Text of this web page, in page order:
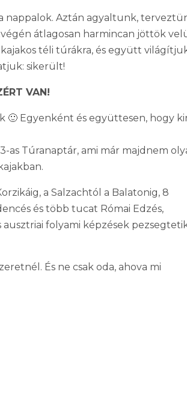
Aztán agyaltunk,
átlagosan harmincan jöttök
téli túrákra, és együtt
sikerült!
VAN!
🙂 Egyenként és együttesen, hogy
as Túranaptár, ami már majdnem
a Salzachtól a Balatonig, 8
és több tucat Római Edzés,
ausztriai folyami képzések
És ne csak oda, ahova mi